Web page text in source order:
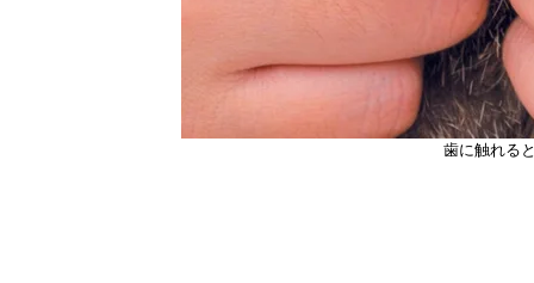
歯に触れる